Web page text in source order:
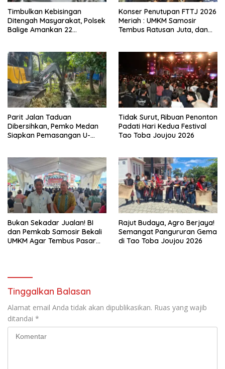
Timbulkan Kebisingan
Ditengah Masyarakat, Polsek
Balige Amankan 22
Konser Penutupan FTTJ 2026
Meriah : UMKM Samosir
Tembus Ratusan Juta, dan
Parit Jalan Taduan
Dibersihkan, Pemko Medan
Siapkan Pemasangan U-
Tidak Surut, Ribuan Penonton
Padati Hari Kedua Festival
Tao Toba Joujou 2026
Bukan Sekadar Jualan! BI
dan Pemkab Samosir Bekali
UMKM Agar Tembus Pasar
Rajut Budaya, Agro Berjaya!
Semangat Pangururan Gema
di Tao Toba Joujou 2026
Tinggalkan Balasan
Alamat email Anda tidak akan dipublikasikan. Ruas yang wajib
ditandai *